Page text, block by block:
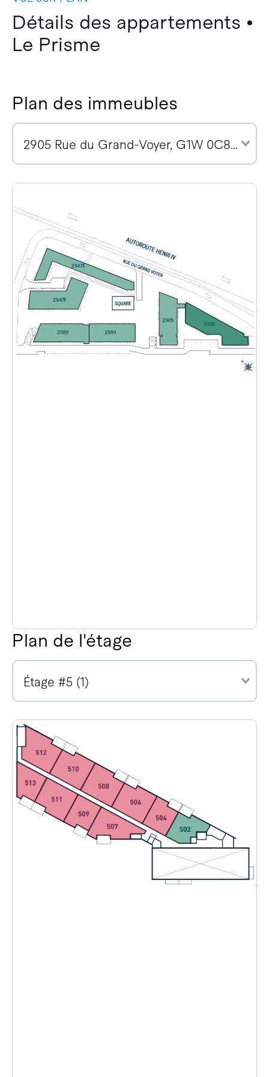
Détails des appartements •
Le Prisme
Plan des immeubles
2905 Rue du Grand-Voyer, G1W 0C8 (4)
Plan de l'étage
Étage #5 (1)